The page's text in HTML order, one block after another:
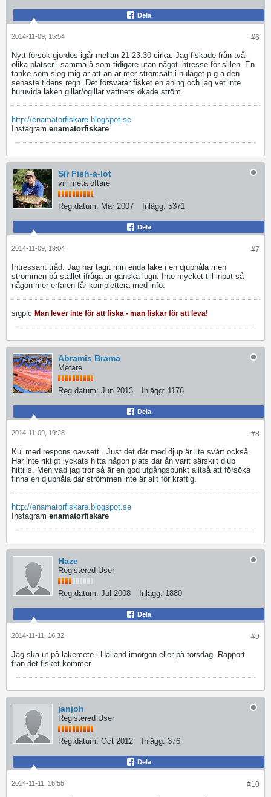
Dela
#6
2014-11-09, 15:54
Nytt försök gjordes igår mellan 21-23.30 cirka. Jag fiskade från två
olika platser i samma å som tidigare utan något intresse för sillen. En
tanke som slog mig är att ån är mer strömsatt i nuläget p.g.a den
senaste tidens regn. Det försvårar fisket en aning och jag vet inte
huruvida laken gillar/ogillar vattnets ökade ström.
http://enamatorfiskare.blogspot.se
Instagram enamatorfiskare
Sir Fish-a-lot
vill meta oftare
Reg.datum: Mar 2007 Inlägg: 5371
Dela
#7
2014-11-09, 19:04
Intressant tråd. Jag har tagit min enda lake i en djuphåla men
strömmen på stället ifråga är ganska lugn. Inte mycket till input så
någon mer erfaren får komplettera med info.
sigpic Man lever inte för att fiska - man fiskar för att leva!
Abramis Brama
Metare
Reg.datum: Jun 2013 Inlägg: 1176
Dela
#8
2014-11-09, 19:28
Kul med respons oavsett . Just det där med djup är lite svårt också.
Har inte riktigt lyckats hitta någon plats där ån varit särskilt djup
hittills. Men vad jag tror så är en god utgångspunkt alltså att försöka
finna en djuphåla där strömmen inte är allt för kraftig.
http://enamatorfiskare.blogspot.se
Instagram enamatorfiskare
Haze
Registered User
Reg.datum: Jul 2008 Inlägg: 1880
Dela
#9
2014-11-11, 16:32
Jag ska ut på lakemete i Halland imorgon eller på torsdag. Rapport
från det fisket kommer
janjoh
Registered User
Reg.datum: Oct 2012 Inlägg: 376
Dela
#10
2014-11-11, 16:55